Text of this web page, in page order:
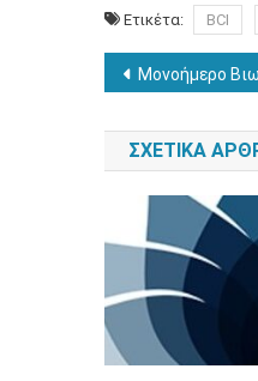
Ετικέτα: BCI
άρθρων
Μονοήμερο Βιωματικό Σεμινάριο με Θέμα: Όνειρα: ο
ΣΧΕΤΙΚΆ